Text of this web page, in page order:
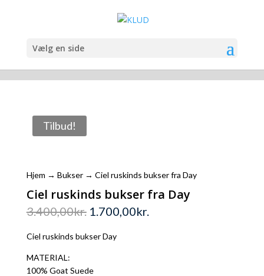
Vælg en side
Tilbud!
Hjem → Bukser→ Ciel ruskinds bukser fra Day
Ciel ruskinds bukser fra Day
3.400,00kr. 1.700,00kr.
Ciel ruskinds bukser Day
MATERIAL:
100% Goat Suede